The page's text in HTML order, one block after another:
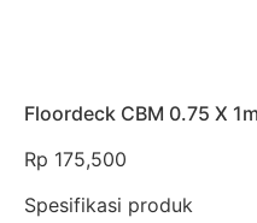
Floordeck CBM 0.75 X
Rp 175,500
Spesifikasi produk